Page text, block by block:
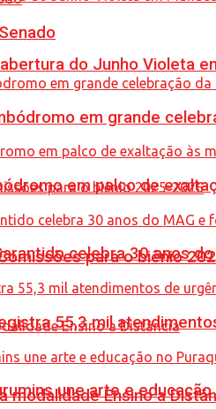
do Junho Violeta
para o biênio
modalidade Ensino a
em grande
em palco de
celebra 30 anos
55,3 mil
une arte e